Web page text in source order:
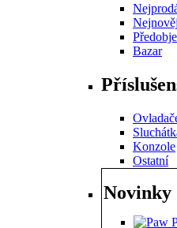
Bazar
Konzole
Ostatní
Novinky